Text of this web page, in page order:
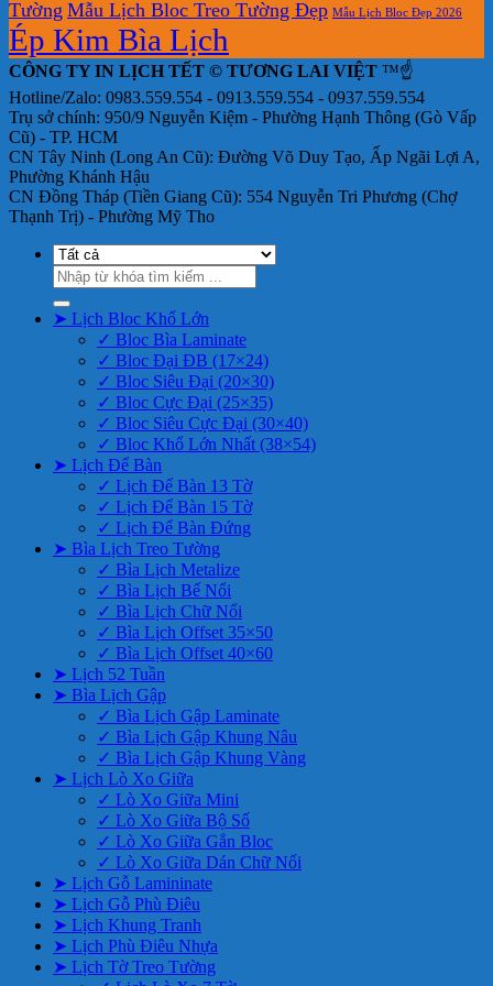
Tường Mẫu Lịch Bloc Treo Tường Đẹp Mẫu Lịch Bloc Đẹp 2026
Ép Kim Bìa Lịch
CÔNG TY IN LỊCH TẾT © TƯƠNG LAI VIỆT ™☝️
Hotline/Zalo: 0983.559.554 - 0913.559.554 - 0937.559.554
Trụ sở chính: 950/9 Nguyễn Kiệm - Phường Hạnh Thông (Gò Vấp
Cũ) - TP. HCM
CN Tây Ninh (Long An Cũ): Đường Võ Duy Tạo, Ấp Ngãi Lợi A,
Phường Khánh Hậu
CN Đồng Tháp (Tiền Giang Cũ): 554 Nguyễn Tri Phương (Chợ
Thạnh Trị) - Phường Mỹ Tho
Tìm
kiếm:
➤ Lịch Bloc Khổ Lớn
✓ Bloc Bìa Laminate
✓ Bloc Đại ĐB (17×24)
✓ Bloc Siêu Đại (20×30)
✓ Bloc Cực Đại (25×35)
✓ Bloc Siêu Cực Đại (30×40)
✓ Bloc Khổ Lớn Nhất (38×54)
➤ Lịch Để Bàn
✓ Lịch Để Bàn 13 Tờ
✓ Lịch Để Bàn 15 Tờ
✓ Lịch Để Bàn Đứng
➤ Bìa Lịch Treo Tường
✓ Bìa Lịch Metalize
✓ Bìa Lịch Bế Nổi
✓ Bìa Lịch Chữ Nổi
✓ Bìa Lịch Offset 35×50
✓ Bìa Lịch Offset 40×60
➤ Lịch 52 Tuần
➤ Bìa Lịch Gập
✓ Bìa Lịch Gập Laminate
✓ Bìa Lịch Gập Khung Nâu
✓ Bìa Lịch Gập Khung Vàng
➤ Lịch Lò Xo Giữa
✓ Lò Xo Giữa Mini
✓ Lò Xo Giữa Bộ Số
✓ Lò Xo Giữa Gắn Bloc
✓ Lò Xo Giữa Dán Chữ Nổi
➤ Lịch Gỗ Lamininate
➤ Lịch Gỗ Phù Điêu
➤ Lịch Khung Tranh
➤ Lịch Phù Điêu Nhựa
➤ Lịch Tờ Treo Tường